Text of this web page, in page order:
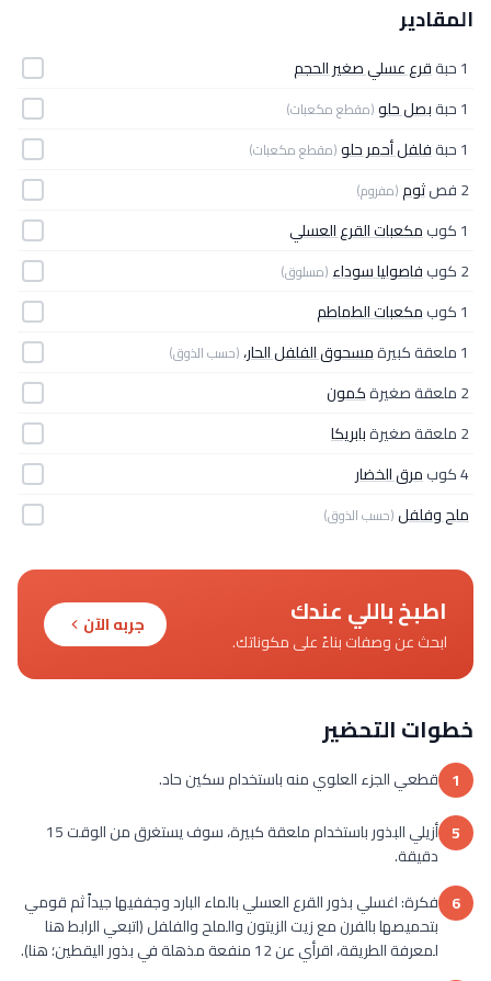
المقادير
1 حبة
قرع عسلي صغير الحجم
1 حبة
بصل حلو(مقطع مكعبات)
1 حبة فلفل أحمر حلو(مقطع مكعبات)
2 فص ثوم(مفروم)
1 كوب
مكعبات القرع العسلي
2 كوب
فاصوليا سوداء(مسلوق)
1 كوب
مكعبات الطماطم
1 ملعقة كبيرة
مسحوق الفلفل الحار،(حسب الذوق)
2 ملعقة صغيرة
كمون
2 ملعقة صغيرة
بابريكا
4 كوب
مرق الخضار
ملح وفلفل(حسب الذوق)
اطبخ باللي عندك
ابحث عن وصفات بناءً على مكوناتك.
جربه الآن
خطوات التحضير
1 قطعي الجزء العلوي منه باستخدام سكين حاد.
5
أزيلي البذور باستخدام ملعقة كبيرة، سوف يستغرق من الوقت 15
دقيقة.
6 فكرة: اغسلي بذور القرع العسلي بالماء البارد وجففيها جيداً ثم قومي
بتحميصها بالفرن مع زيت الزيتون والملح والفلفل (اتبعي الرابط هنا
لمعرفة الطريقة، اقرأي عن 12 منفعة مذهلة في بذور اليقطين؛ هنا).